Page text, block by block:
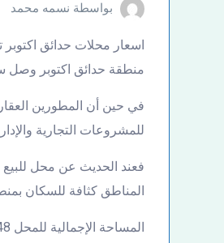
بواسطة نسمه محمد
اسعار محلات حدائق
منطقة حدائق اكتوبر وصل سعر
للمشروعات التجارية
فعند الحديث عن محل
المناطق كثافة للسكان
المساحة الإجمالية للمحل 48 متر مربع مقسمة إلى 9 متر بالإضافة إلى 9 متر أوت دور.